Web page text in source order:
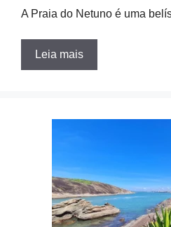
A Praia do Netuno é uma
Leia mais